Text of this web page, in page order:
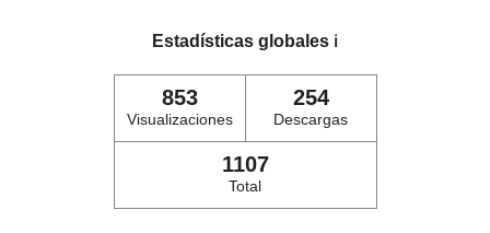
Estadísticas globales ℹ️
853
Visualizaciones
254
Descargas
1107
Total